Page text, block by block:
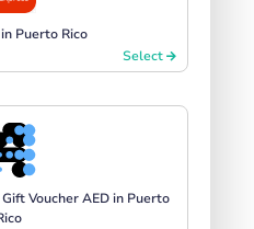
Puerto Rico
Select
Voucher AED in Puerto